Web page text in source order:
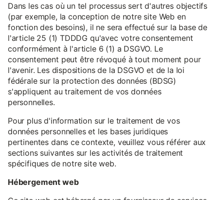
Dans les cas où un tel processus sert d'autres objectifs
(par exemple, la conception de notre site Web en
fonction des besoins), il ne sera effectué sur la base de
l'article 25 (1) TDDDG qu'avec votre consentement
conformément à l'article 6 (1) a DSGVO. Le
consentement peut être révoqué à tout moment pour
l'avenir. Les dispositions de la DSGVO et de la loi
fédérale sur la protection des données (BDSG)
s'appliquent au traitement de vos données
personnelles.
Pour plus d'information sur le traitement de vos
données personnelles et les bases juridiques
pertinentes dans ce contexte, veuillez vous référer aux
sections suivantes sur les activités de traitement
spécifiques de notre site web.
Hébergement web